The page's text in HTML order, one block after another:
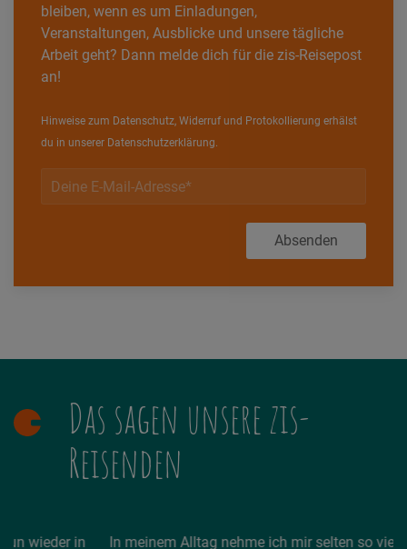
bleiben, wenn es um Einladungen,
Veranstaltungen, Ausblicke und unsere tägliche
Arbeit geht? Dann melde dich für die zis-Reisepost
an!
Hinweise zum Datenschutz, Widerruf und Protokollierung erhälst
du in unserer Datenschutzerklärung.
Absenden
Das sagen unsere zis-
Reisenden
In meinem Alltag nehme ich mir selten so viel Zeit und